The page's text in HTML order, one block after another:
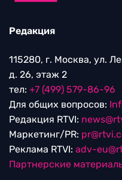
Редакция
115280, г. Москва, ул.
д. 26, этаж 2
тел: +7 (499) 579-86-96
Для общих вопросов:
Редакция RTVI:
Маркетинг/PR:
Реклама RTVI: adv-
Партнерские